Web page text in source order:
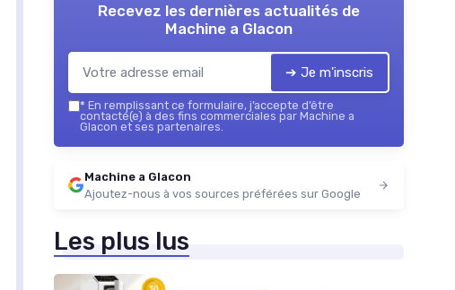
Recevez les dernières actualités de
Machine a Glacon
➔ Je m'inscris
* En remplissant ce formulaire, j’accepte d’être
contacté(e) à des fins commerciales par Machine a
Glacon et ses partenaires.
Machine a Glacon
Ajoutez-nous à vos sources préférées sur Google
Les plus lus